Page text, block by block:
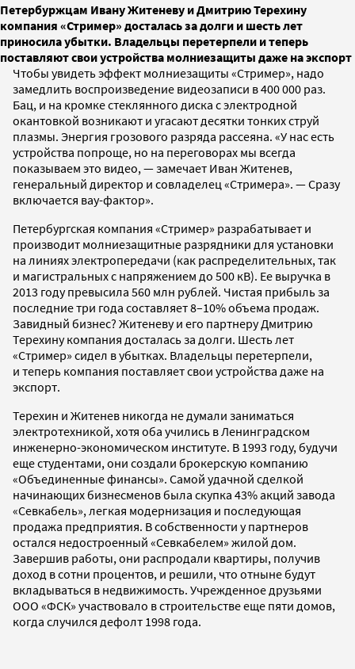
Петербуржцам Ивану Житеневу и Дмитрию Терехину
компания «Стример» досталась за долги и шесть лет
приносила убытки. Владельцы перетерпели и теперь
поставляют свои устройства молниезащиты даже на экспорт
Чтобы увидеть эффект молниезащиты «Стример», надо
замедлить воспроизведение видеозаписи в 400 000 раз.
Бац, и на кромке стеклянного диска с электродной
окантовкой возникают и угасают десятки тонких струй
плазмы. Энергия грозового разряда рассеяна. «У нас есть
устройства попроще, но на переговорах мы всегда
показываем это видео, — замечает Иван Житенев,
генеральный директор и совладелец «Стримера». — Сразу
включается вау-фактор».
Петербургская компания «Стример» разрабатывает и
производит молниезащитные разрядники для установки
на линиях электропередачи (как распределительных, так
и магистральных с напряжением до 500 кВ). Ее выручка в
2013 году превысила 560 млн рублей. Чистая прибыль за
последние три года составляет 8–10% объема продаж.
Завидный бизнес? Житеневу и его партнеру Дмитрию
Терехину компания досталась за долги. Шесть лет
«Стример» сидел в убытках. Владельцы перетерпели,
и теперь компания поставляет свои устройства даже на
экспорт.
Терехин и Житенев никогда не думали заниматься
электротехникой, хотя оба учились в Ленинградском
инженерно-экономическом институте. В 1993 году, будучи
еще студентами, они создали брокерскую компанию
«Объединенные финансы». Самой удачной сделкой
начинающих бизнесменов была скупка 43% акций завода
«Севкабель», легкая модернизация и последующая
продажа предприятия. В собственности у партнеров
остался недостроенный «Севкабелем» жилой дом.
Завершив работы, они распродали квартиры, получив
доход в сотни процентов, и решили, что отныне будут
вкладываться в недвижимость. Учрежденное друзьями
ООО «ФСК» участвовало в строительстве еще пяти домов,
когда случился дефолт 1998 года.